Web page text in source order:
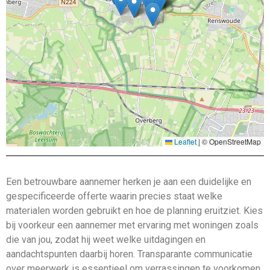
Leaflet | © OpenStreetMap
Een betrouwbare aannemer herken je aan een duidelijke en
gespecificeerde offerte waarin precies staat welke
materialen worden gebruikt en hoe de planning eruitziet. Kies
bij voorkeur een aannemer met ervaring met woningen zoals
die van jou, zodat hij weet welke uitdagingen en
aandachtspunten daarbij horen. Transparante communicatie